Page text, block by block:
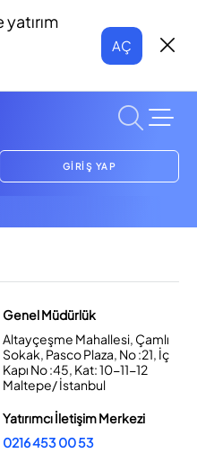
AÇ
GİRİŞ YAP
Genel Müdürlük
Altayçeşme Mahallesi, Çamlı
Sokak, Pasco Plaza, No :21, İç
Kapı No :45, Kat: 10-11-12
Maltepe/ İstanbul
Yatırımcı İletişim Merkezi
0216 453 00 53